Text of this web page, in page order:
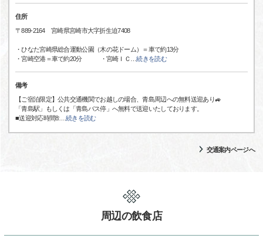
住所
〒889-2164 宮崎県宮崎市大字折生迫7408
・ひなた宮崎県総合運動公園（木の花ドーム）＝車で約13分
・宮崎空港＝車で約20分 ・宮崎ＩＣ …続きを読む
備考
【ご宿泊限定】公共交通機関でお越しの場合、青島周辺への無料送迎あり🚙
「青島駅」もしくは「青島バス停」へ無料で送迎いたしております。
■送迎対応時間8: …続きを読む
交通案内ページへ
周辺の飲食店